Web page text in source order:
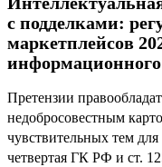
с подделками:
маркетплейсов
Претензии
недобросовестным
чувствительных тем
четвертая ГК РФ и ст.